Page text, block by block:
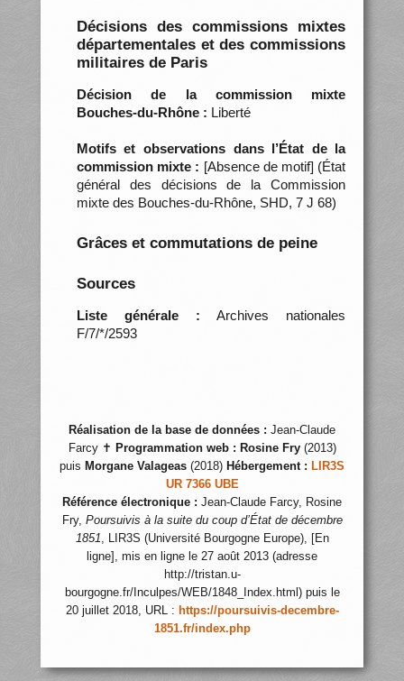
Décisions des commissions mixtes
départementales et des commissions
militaires de Paris
Décision de la commission mixte
Bouches-du-Rhône : Liberté
Motifs et observations dans l’État de la
commission mixte : [Absence de motif] (État
général des décisions de la Commission
mixte des Bouches-du-Rhône, SHD, 7 J 68)
Grâces et commutations de peine
Sources
Liste générale : Archives nationales
F/7/*/2593
Réalisation de la base de données : Jean-Claude
Farcy ✝ Programmation web : Rosine Fry(2013)
puis Morgane Valageas (2018) Hébergement : LIR3S
UR 7366 UBE
Référence électronique : Jean-Claude Farcy, Rosine
Fry, Poursuivis à la suite du coup d’État de décembre
1851, LIR3S (Université Bourgogne Europe), [En
ligne], mis en ligne le 27 août 2013 (adresse
http://tristan.u-
bourgogne.fr/Inculpes/WEB/1848_Index.html) puis le
20 juillet 2018, URL : https://poursuivis-decembre-
1851.fr/index.php